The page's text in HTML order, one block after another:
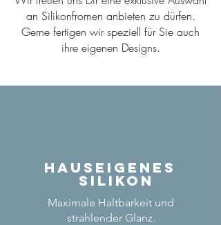
an Silikonfromen anbieten zu dürfen.
Gerne fertigen wir speziell für Sie auch
ihre eigenen Designs.
Hauseigenes
Silikon
Maximale Haltbarkeit und
strahlender Glanz.